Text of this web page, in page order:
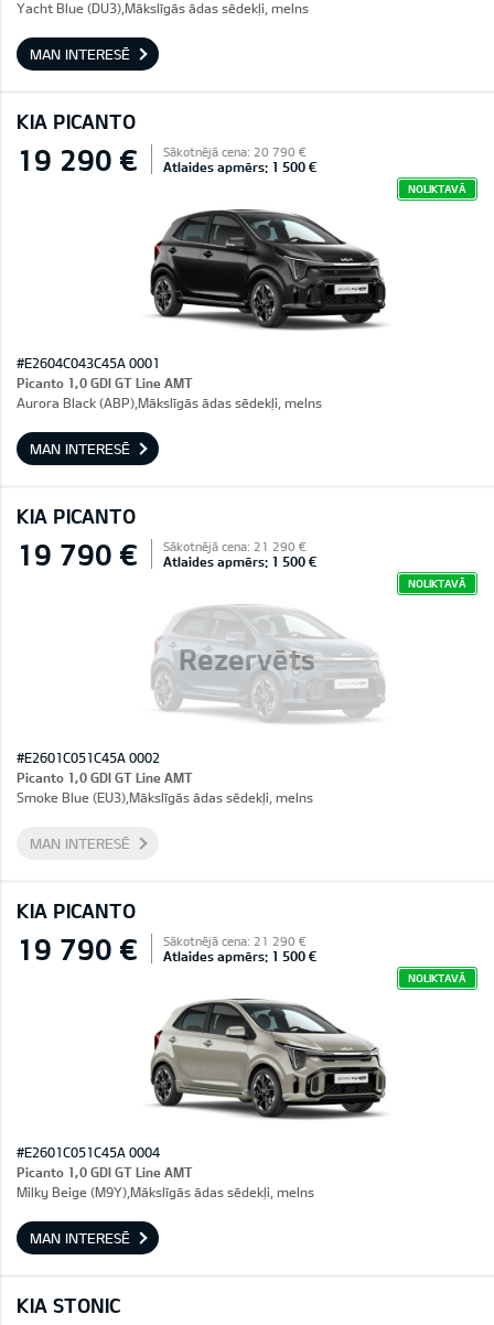
Yacht Blue (DU3),Mākslīgās ādas sēdekļi, melns
MAN INTERESĒ
KIA PICANTO
19 290 € Sākotnējā cena: 20 790 €
Atlaides apmērs: 1 500 €
NOLIKTAVĀ
#E2604C043C45A 0001
Picanto 1,0 GDI GT Line AMT
Aurora Black (ABP),Mākslīgās ādas sēdekļi, melns
MAN INTERESĒ
KIA PICANTO
Rezervēts
19 790 € Sākotnējā cena: 21 290 €
Atlaides apmērs: 1 500 €
NOLIKTAVĀ
#E2601C051C45A 0002
Picanto 1,0 GDI GT Line AMT
Smoke Blue (EU3),Mākslīgās ādas sēdekļi, melns
MAN INTERESĒ
KIA PICANTO
19 790 € Sākotnējā cena: 21 290 €
Atlaides apmērs: 1 500 €
NOLIKTAVĀ
#E2601C051C45A 0004
Picanto 1,0 GDI GT Line AMT
Milky Beige (M9Y),Mākslīgās ādas sēdekļi, melns
MAN INTERESĒ
KIA STONIC